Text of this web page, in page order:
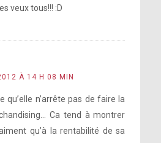
veux tous!!! :D
À 14 H 08 MIN
qu’elle n’arrête pas de faire la
Ca tend à montrer
qu’à la rentabilité de sa